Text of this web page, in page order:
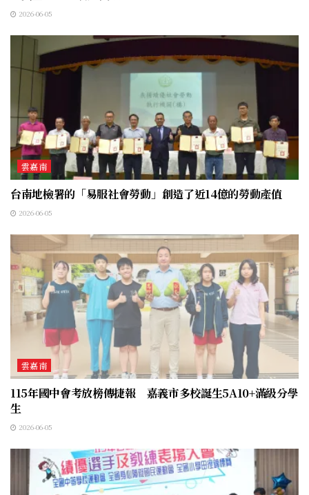
2026-06-05
雲嘉南
台南地檢署的「易服社會勞動」創造了近14億的勞動產值
2026-06-05
雲嘉南
115年國中會考放榜傳捷報 嘉義市多校誕生5A10+滿級分學
生
2026-06-05